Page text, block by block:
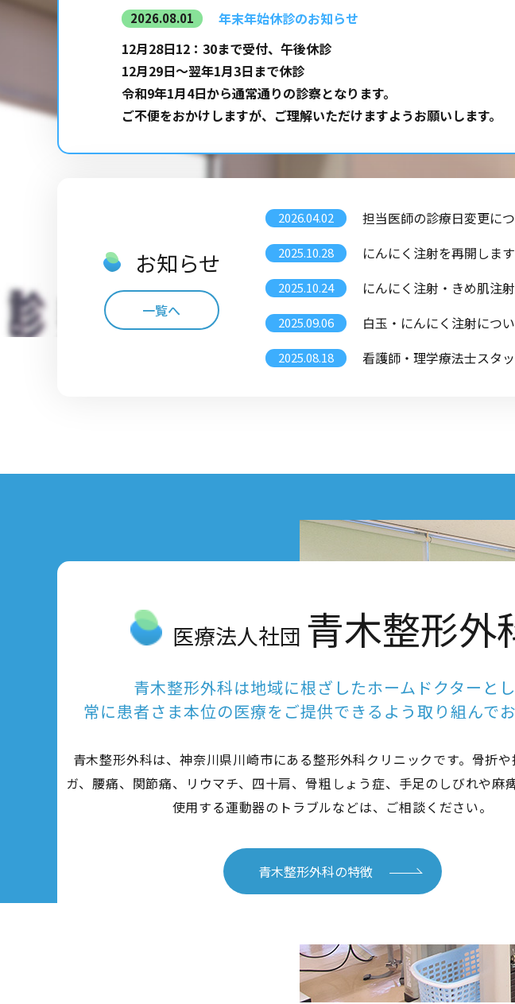
2026.08.01
年末年始休診のお知らせ
12月28日12：30まで受付、午後休診
12月29日～翌年1月3日まで休診
令和9年1月4日から通常通りの診察となります。
ご不便をおかけしますが、ご理解いただけますようお願いします。
お知らせ
一覧へ
2026.04.02 担当医師の診療日変更に
2025.10.28 にんにく注射を再開します
2025.10.24 にんにく注射・きめ肌注
2025.09.06 白玉・にんにく注射につ
2025.08.18 看護師・理学療法士スタ
医療法人社団 青木整形外
青木整形外科は地域に根ざしたホーム ドクターと
常に患者さま本位の医療をご提供できる よう取り組んでお
青木整形外科は、神奈川県川崎市にある整形外科クリニックです。骨折
ガ、腰痛、関節痛、リウマチ、四十肩、骨粗しょう症、手足のしびれや麻
使用する運動器のトラブルなどは、ご相談ください。
青木整形外科の特徴